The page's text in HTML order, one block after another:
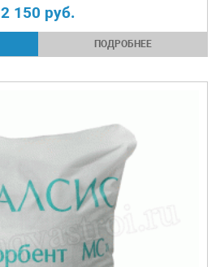
2 150 руб.
ПОДРОБНЕЕ